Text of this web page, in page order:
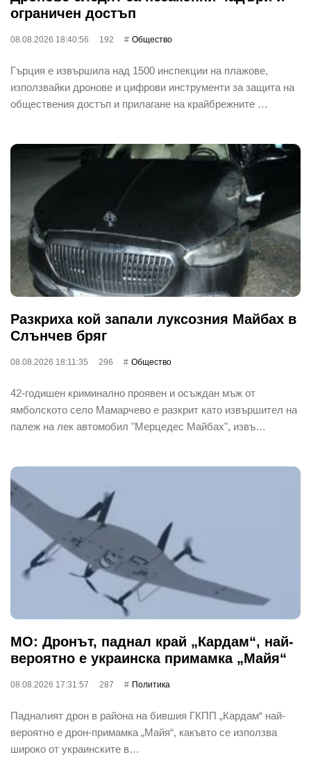
ограничен достъп
08.08.2026 18:40:56 192 Общество
Гърция е извършила над 1500 инспекции на плажове,
използвайки дронове и цифрови инструменти за защита на
обществения достъп и прилагане на крайбрежните …
Разкриха кой запали луксозния Майбах в
Слънчев бряг
08.08.2026 18:11:35 296 Общество
42-годишен криминално проявен и осъждан мъж от
ямболското село Мамарчево е разкрит като извършител на
палеж на лек автомобил "Мерцедес Майбах", извъ…
МО: Дронът, паднал край „Кардам“, най-
вероятно е украинска примамка „Майя“
08.08.2026 17:31:57 287 Политика
Падналият дрон в района на бившия ГКПП „Кардам“ най-
вероятно е дрон-примамка „Майя“, какъвто се използва
широко от украинските в…